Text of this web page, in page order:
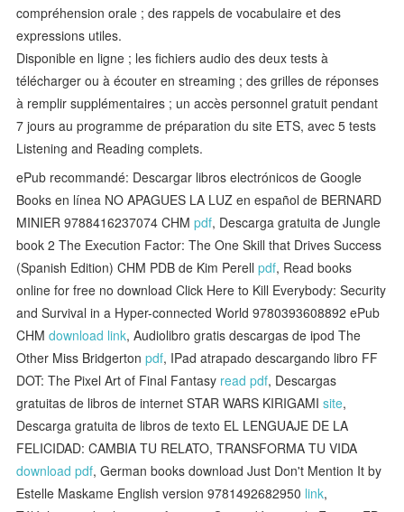
compréhension orale ; des rappels de vocabulaire et des
expressions utiles.
Disponible en ligne ; les fichiers audio des deux tests à
télécharger ou à écouter en streaming ; des grilles de réponses
à remplir supplémentaires ; un accès personnel gratuit pendant
7 jours au programme de préparation du site ETS, avec 5 tests
Listening and Reading complets.
ePub recommandé: Descargar libros electrónicos de Google
Books en línea NO APAGUES LA LUZ en español de BERNARD
MINIER 9788416237074 CHMpdf, Descarga gratuita de Jungle
book 2 The Execution Factor: The One Skill that Drives Success
(Spanish Edition) CHM PDB de Kim Perellpdf, Read books
online for free no download Click Here to Kill Everybody: Security
and Survival in a Hyper-connected World 9780393608892 ePub
CHMdownload link, Audiolibro gratis descargas de ipod The
Other Miss Bridgertonpdf, IPad atrapado descargando libro FF
DOT: The Pixel Art of Final Fantasy read pdf, Descargas
gratuitas de libros de internet STAR WARS KIRIGAMIsite,
Descarga gratuita de libros de texto EL LENGUAJE DE LA
FELICIDAD: CAMBIA TU RELATO, TRANSFORMA TU VIDA
download pdf, German books download Just Don't Mention It by
Estelle Maskame English version 9781492682950 link,